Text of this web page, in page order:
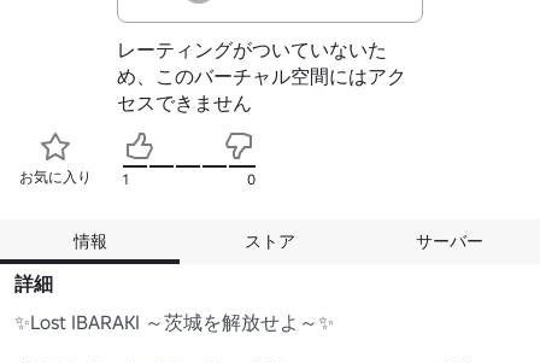
レーティングがついていないた
め、このバーチャル空間にはアク
セスできません
お気に入り 1 0
情報 ストア サーバー
詳細
✨Lost IBARAKI ～茨城を解放せよ～✨